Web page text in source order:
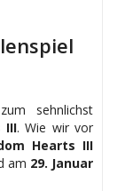
sehnlichst
III. Wie wir vor
Hearts III
am 29. Januar